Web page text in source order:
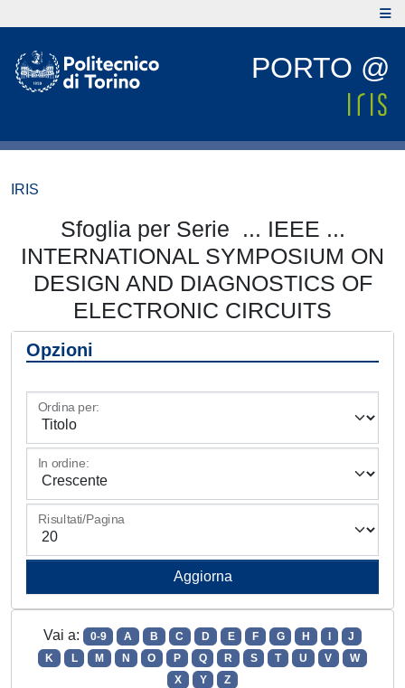
PORTO @
IRIS
Sfoglia per Serie ... IEEE ...
INTERNATIONAL SYMPOSIUM ON
DESIGN AND DIAGNOSTICS OF
ELECTRONIC CIRCUITS
Opzioni
Ordina per:
In ordine:
Risultati/Pagina
Vai a: 0-9 A B C D E F G H
J
K
L M N O P Q R S T U V
W
X
Y Z